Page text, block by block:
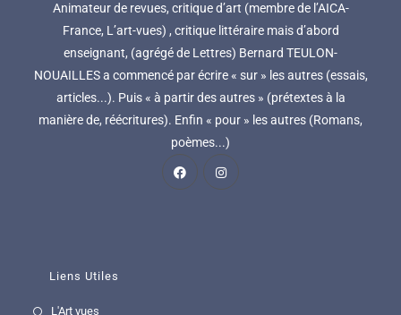
Animateur de revues, critique d’art (membre de l’AICA-
France, L’art-vues) , critique littéraire mais d’abord
enseignant, (agrégé de Lettres) Bernard TEULON-
NOUAILLES a commencé par écrire « sur » les autres (essais,
articles...). Puis « à partir des autres » (prétextes à la
manière de, réécritures). Enfin « pour » les autres (Romans,
poèmes...)
Liens Utiles
L'Art vues